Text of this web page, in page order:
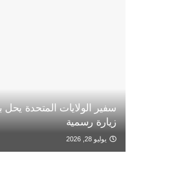
سفير الولايات المتحدة يحل
زيارة رسمية
يوليو 28, 2026